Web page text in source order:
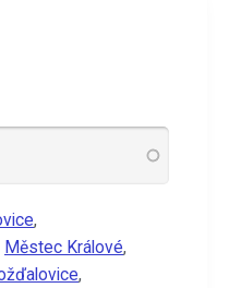
,
Městec Králové,
,